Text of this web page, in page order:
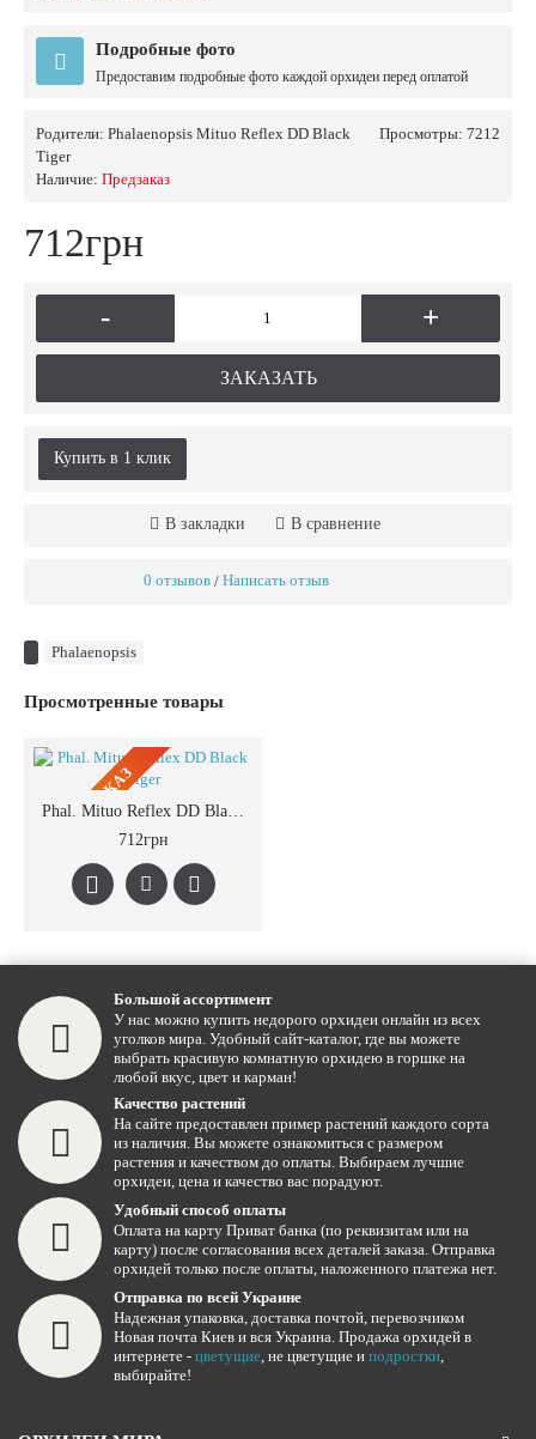
Подробные фото
Предоставим подробные фото каждой орхидеи перед оплатой
Просмотры: 7212
Родители: Phalaenopsis Mituo Reflex DD Black
Tiger
Наличие: Предзаказ
712грн
- +
ЗАКАЗАТЬ
Купить в 1 клик
В закладки В сравнение
0 отзывов / Написать отзыв
Phalaenopsis
Просмотренные товары
ПРЕДЗАКАЗ
Phal. Mituo Reflex DD Black Tiger
712грн
Большой ассортимент
У нас можно купить недорого орхидеи онлайн из всех
уголков мира. Удобный сайт-каталог, где вы можете
выбрать красивую комнатную орхидею в горшке на
любой вкус, цвет и карман!
Качество растений
На сайте предоставлен пример растений каждого сорта
из наличия. Вы можете ознакомиться с размером
растения и качеством до оплаты. Выбираем лучшие
орхидеи, цена и качество вас порадуют.
Удобный способ оплаты
Оплата на карту Приват банка (по реквизитам или на
карту) после согласования всех деталей заказа. Отправка
орхидей только после оплаты, наложенного платежа нет.
Отправка по всей Украине
Надежная упаковка, доставка почтой, перевозчиком
Новая почта Киев и вся Украина. Продажа орхидей в
интернете - цветущие, не цветущие и подростки,
выбирайте!